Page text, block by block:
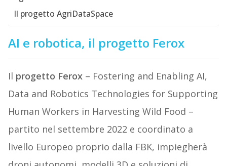
Il progetto AgriDataSpace
AI e robotica, il progetto Ferox
Il progetto Ferox– Fostering and Enabling AI,
Data and Robotics Technologies for Supporting
Human Workers in Harvesting Wild Food –
partito nel settembre 2022 e coordinato a
livello Europeo proprio dalla FBK, impiegherà